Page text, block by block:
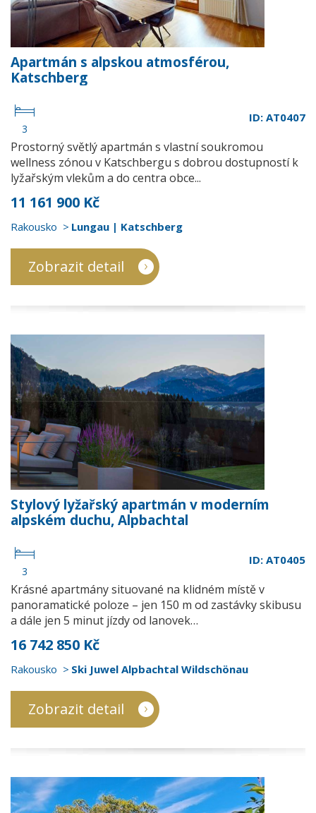
Apartmán s alpskou atmosférou,
Katschberg
3
ID: AT0407
Prostorný světlý apartmán s vlastní soukromou
wellness zónou v Katschbergu s dobrou dostupností k
lyžařským vlekům a do centra obce...
11 161 900 Kč
Rakousko Lungau | Katschberg
Zobrazit detail
Stylový lyžařský apartmán v moderním
alpském duchu, Alpbachtal
3
ID: AT0405
Krásné apartmány situované na klidném místě v
panoramatické poloze – jen 150 m od zastávky skibusu
a dále jen 5 minut jízdy od lanovek…
16 742 850 Kč
Rakousko Ski Juwel Alpbachtal Wildschönau
Zobrazit detail